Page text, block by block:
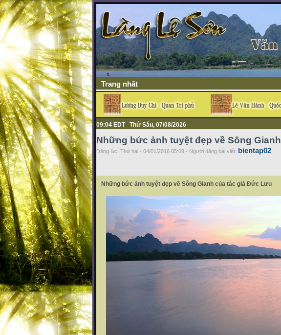
Trang nhất
09:04 EDT Thứ Sáu, 07/08/2026
Những bức ảnh tuyệt đẹp về Sông Gianh
Đăng lúc: Thứ hai - 04/01/2016 05:09 - Người đăng bài viết: bientap02
Những bức ảnh tuyệt đẹp về Sông Gianh của tác giả Đức Lưu